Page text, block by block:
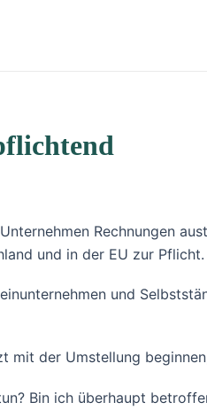
Rechnungen
und in der EU zur Pflicht.
und
der Umstellung
Bin ich überhaupt